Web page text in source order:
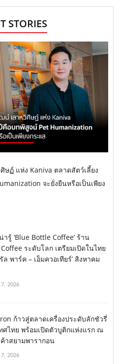
STORIES
ษฏ์ แห่ง Kaniva ตลาดสัตว์เลี้ยง
จะยั่งยืนหรือเป็นเพียง
ารู้ ‘Blue Bottle Coffee’ ร้าน
ระดับโลก เตรียมเปิดในไทย
ล พาร์ค – เอ็มควอเทียร์’ สิงหาคม
2026
ก้าวสู่ตลาดเครื่องประดับลักชัวรี่
ศไทย พร้อมเปิดตัวบูติกแห่งแรก ณ
าสยามพารากอน
2026